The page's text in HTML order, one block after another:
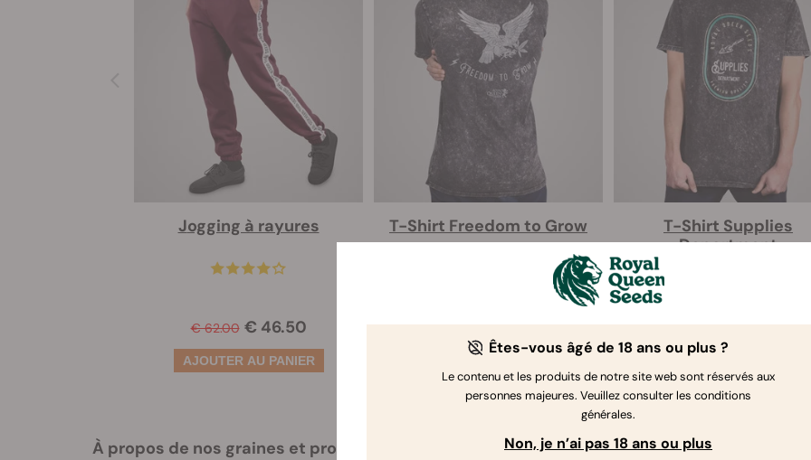
Jogging à rayures
€ 62.00 € 46.50
T-Shirt Freedom to Grow
€ 29.95 € 22.46
T-Shirt Supplies
Department
À propos de nos graines et promotions saisonnières
Êtes-vous âgé de 18 ans ou plus ?
Le contenu et les produits de notre site web sont réservés aux
personnes majeures. Veuillez consulter les conditions
générales.
Non, je n’ai pas 18 ans ou plus